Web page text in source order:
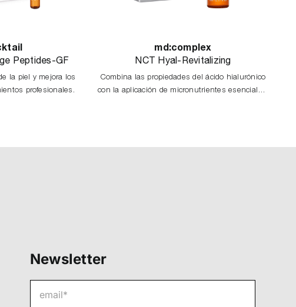
Peptides-GF
la piel y mejora los
profesionales.
md:complex
NCT Hyal-Revitalizing
Combina las propiedades del ácido hialurónico
con la aplicación de micronutrientes esenciales,
Newsletter